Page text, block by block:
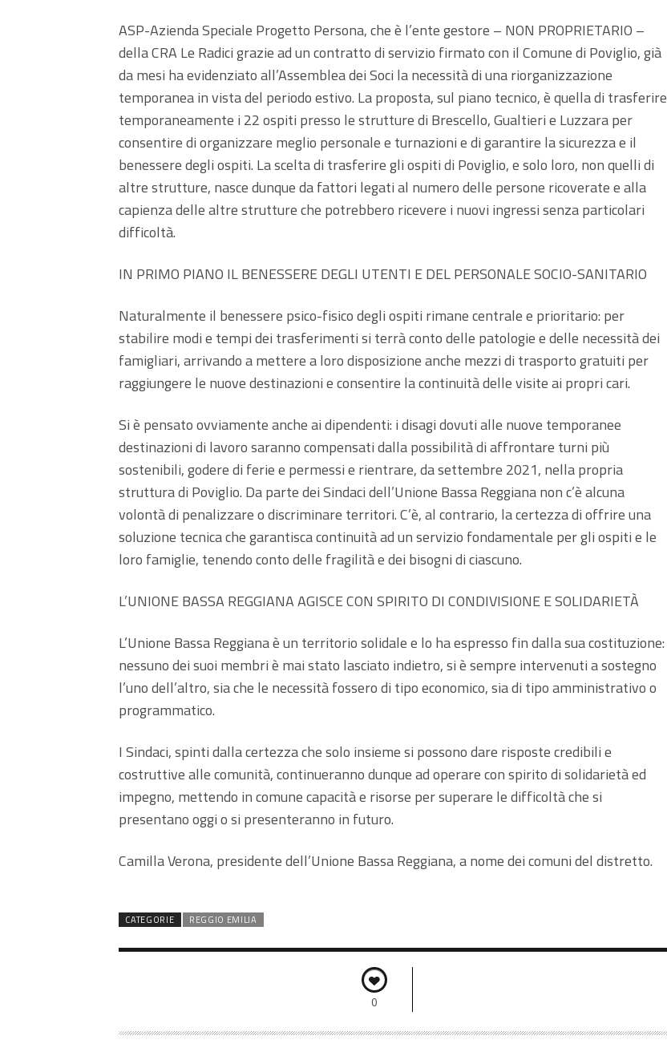
ASP-Azienda Speciale Progetto Persona, che è l’ente gestore – NON PROPRIETARIO –
della CRA Le Radici grazie ad un contratto di servizio firmato con il Comune di Poviglio, già
da mesi ha evidenziato all’Assemblea dei Soci la necessità di una riorganizzazione
temporanea in vista del periodo estivo. La proposta, sul piano tecnico, è quella di trasferire
temporaneamente i 22 ospiti presso le strutture di Brescello, Gualtieri e Luzzara per
consentire di organizzare meglio personale e turnazioni e di garantire la sicurezza e il
benessere degli ospiti. La scelta di trasferire gli ospiti di Poviglio, e solo loro, non quelli di
altre strutture, nasce dunque da fattori legati al numero delle persone ricoverate e alla
capienza delle altre strutture che potrebbero ricevere i nuovi ingressi senza particolari
difficoltà.
IN PRIMO PIANO IL BENESSERE DEGLI UTENTI E DEL PERSONALE SOCIO-SANITARIO
Naturalmente il benessere psico-fisico degli ospiti rimane centrale e prioritario: per
stabilire modi e tempi dei trasferimenti si terrà conto delle patologie e delle necessità dei
famigliari, arrivando a mettere a loro disposizione anche mezzi di trasporto gratuiti per
raggiungere le nuove destinazioni e consentire la continuità delle visite ai propri cari.
Si è pensato ovviamente anche ai dipendenti: i disagi dovuti alle nuove temporanee
destinazioni di lavoro saranno compensati dalla possibilità di affrontare turni più
sostenibili, godere di ferie e permessi e rientrare, da settembre 2021, nella propria
struttura di Poviglio. Da parte dei Sindaci dell’Unione Bassa Reggiana non c’è alcuna
volontà di penalizzare o discriminare territori. C’è, al contrario, la certezza di offrire una
soluzione tecnica che garantisca continuità ad un servizio fondamentale per gli ospiti e le
loro famiglie, tenendo conto delle fragilità e dei bisogni di ciascuno.
L’UNIONE BASSA REGGIANA AGISCE CON SPIRITO DI CONDIVISIONE E SOLIDARIETÀ
L’Unione Bassa Reggiana è un territorio solidale e lo ha espresso fin dalla sua costituzione:
nessuno dei suoi membri è mai stato lasciato indietro, si è sempre intervenuti a sostegno
l’uno dell’altro, sia che le necessità fossero di tipo economico, sia di tipo amministrativo o
programmatico.
I Sindaci, spinti dalla certezza che solo insieme si possono dare risposte credibili e
costruttive alle comunità, continueranno dunque ad operare con spirito di solidarietà ed
impegno, mettendo in comune capacità e risorse per superare le difficoltà che si
presentano oggi o si presenteranno in futuro.
Camilla Verona, presidente dell’Unione Bassa Reggiana, a nome dei comuni del distretto.
CATEGORIE REGGIO EMILIA
0